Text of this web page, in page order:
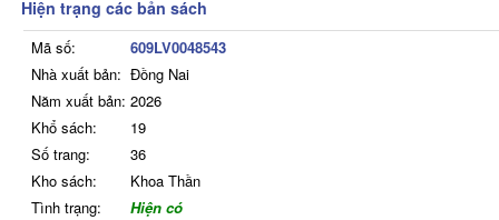
Hiện trạng các bản sách
Mã số:
609LV0048543
Nhà xuất bản: Đồng Nai
Năm xuất bản: 2026
Khổ sách:
19
Số trang:
36
Kho sách:
Khoa Thần
Tình trạng:
Hiện có